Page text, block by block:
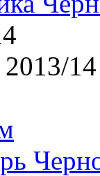
2013/14